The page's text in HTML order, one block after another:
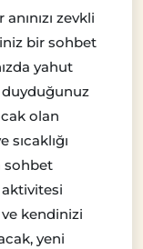
zevkli
bir sohbet
yahut
duyduğunuz
olan
sohbet
kendinizi
yeni